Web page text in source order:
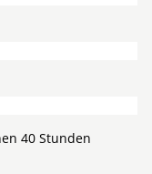
40 Stunden